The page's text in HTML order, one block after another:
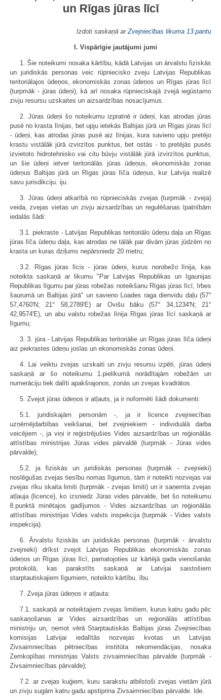
un Rīgas jūras līcī
Izdoti saskaņā arZvejniecības likuma 13.pantu
I. Vispārīgie jautājumi jumi
1. Šie noteikumi nosaka kārtību, kādā Latvijas un ārvalstu fiziskās
un juridiskās personas veic rūpniecisko zveju Latvijas Republikas
teritoriālajos ūdeņos, ekonomiskās zonas ūdeņos un Rīgas jūras līcī
(turpmāk - jūras ūdeņi), kā arī nosaka rūpnieciskajā zvejā iegūstamo
zivju resursu uzskaites un aizsardzības nosacījumus.
2. Jūras ūdeņi šo noteikumu izpratnē ir ūdeņi, kas atrodas jūras
pusē no krasta līnijas, bet upju ietekās Baltijas jūrā un Rīgas jūras līcī
- ūdeņi, kas atrodas jūras pusē aiz līnijas, kura savieno upju pretējo
krastu vistālāk jūrā izvirzītos punktus, bet ostās - to pretējās pusēs
izvietoto hidrotehnisko vai citu būvju vistālāk jūrā izvirzītos punktus,
un šie ūdeņi ietver teritoriālās jūras ūdeņus, ekonomiskās zonas
ūdeņus Baltijas jūrā un Rīgas jūras līča ūdeņus, kur Latvija realizē
savu jurisdikciju. iju.
3. Jūras ūdeņi atkarībā no rūpnieciskās zvejas (turpmāk - zveja)
veida, zvejas vietas un zivju aizsardzības un regulēšanas īpatnībām
iedalās šādi:
3.1. piekraste - Latvijas Republikas teritoriālo ūdeņu daļa un Rīgas
jūras līča ūdeņu daļa, kas atrodas ne tālāk par divām jūras jūdzēm no
krasta un kuras dziļums nepārsniedz 20 metru;
3.2. Rīgas jūras līcis - jūras ūdeņi, kurus norobežo līnija, kas
noteikta saskaņā ar likumu "Par Latvijas Republikas un Igaunijas
Republikas līgumu par jūras robežas noteikšanu Rīgas jūras līcī, Irbes
šaurumā un Baltijas jūrā" un savieno Loades raga dienvidu daļu (57°
57,4760'N; 21° 58,2789'E) ar Ovišu bāku (57° 34,1234'N; 21°
42,9574'E), un abu valstu robežas līnija Rīgas jūras līcī saskaņā ar
līgumu;
3. 3. jūra - Latvijas Republikas teritoriālie un Rīgas jūras līča ūdeņi
aiz piekrastes ūdeņu joslas un ekonomiskās zonas ūdeņi.
4. Lai veiktu zvejas uzskaiti un zivju resursu izpēti, jūras ūdeņi
saskaņā ar šo noteikumu 1.pielikumā norādītajām robežām un
numerāciju tiek dalīti apakšrajonos, zonās un zvejas kvadrātos.
5. Zvejot jūras ūdeņos ir atļauts, ja ir noformēti šādi dokumenti:
5.1. juridiskajām personām -, ja ir licence zvejniecības
uzņēmējdarbības veikšanai, bet zvejniekiem - individuālā darba
veicējiem -, ja viņi ir reģistrējušies Vides aizsardzības un reģionālās
attīstības ministrijas Jūras vides pārvaldē (turpmāk - Jūras vides
pārvalde);
5.2. ja fiziskās un juridiskās personas (turpmāk - zvejnieki)
noslēgušas zvejas tiesību nomas līgumus, tām ir noteikti nozvejas vai
zvejas rīku skaita limiti (turpmāk - zvejas limiti) un ir saņemta zvejas
atļauja (licence), ko izsniedz Jūras vides pārvalde, bet šo noteikumu
8.punktā minētajos gadījumos - Vides aizsardzības un reģionālās
attīstības ministrijas Vides valsts inspekcija (turpmāk - Vides valsts
inspekcija).
6. Ārvalstu fiziskās un juridiskās personas (turpmāk - ārvalstu
zvejnieki) drīkst zvejot Latvijas Republikas ekonomiskās zonas
ūdeņos un Rīgas jūras līcī, pamatojoties uz kārtējā gada vienošanās
protokolā, kas parakstīts saskaņā ar Latvijai saistošiem
starptautiskajiem līgumiem, noteikto kārtību. ību.
7. Zveja jūras ūdeņos ir atļauta:
7.1. saskaņā ar noteiktajiem zvejas limitiem, kurus katru gadu pēc
saskaņošanas ar Vides aizsardzības un reģionālās attīstības
ministriju un, ņemot vērā Starptautiskās Baltijas jūras Zvejniecības
komisijas Latvijai iedalītās nozvejas kvotas un Latvijas
Zivsaimniecības pētniecības institūta rekomendācijas, nosaka
Zemkopības ministrijas Valsts zivsaimniecības pārvalde (turpmāk -
Zivsaimniecības pārvalde);
7.2. ar zvejas kuģiem, kuru sarakstu atbilstoši zvejas vietām jūrā
un zivju sugām katru gadu apstiprina Zivsaimniecības pārvalde. lde.